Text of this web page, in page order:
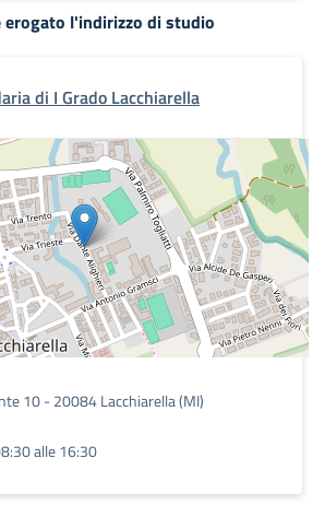
erogato l'indirizzo di studio
di I Grado Lacchiarella
10 - 20084 Lacchiarella (MI)
alle 16:30